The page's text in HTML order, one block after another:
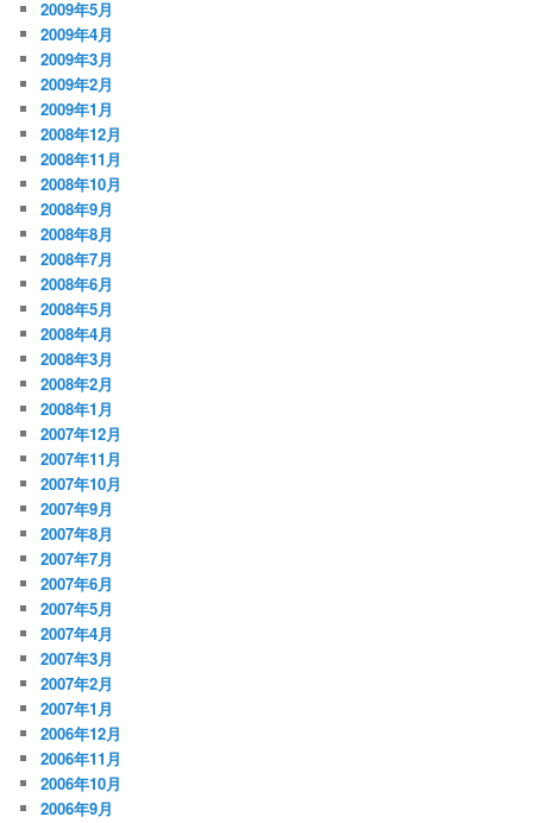
2009年5月
2009年4月
2009年3月
2009年2月
2009年1月
2008年12月
2008年11月
2008年10月
2008年9月
2008年8月
2008年7月
2008年6月
2008年5月
2008年4月
2008年3月
2008年2月
2008年1月
2007年12月
2007年11月
2007年10月
2007年9月
2007年8月
2007年7月
2007年6月
2007年5月
2007年4月
2007年3月
2007年2月
2007年1月
2006年12月
2006年11月
2006年10月
2006年9月